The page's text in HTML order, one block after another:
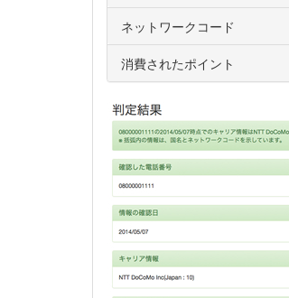
ネットワークコード
消費されたポイント